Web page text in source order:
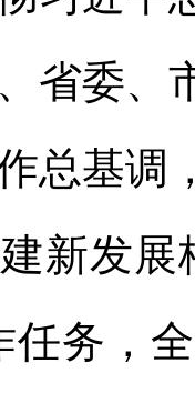
省委、
总基调
新发展
任务，